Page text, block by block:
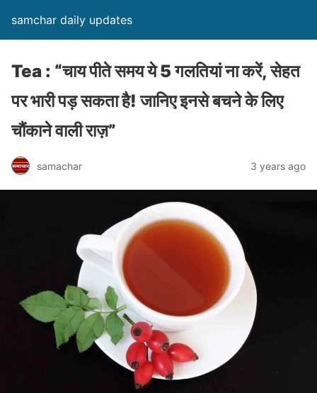
samchar daily updates
Tea : “चाय पीते समय ये 5 गलतियां ना करें, सेहत
पर भारी पड़ सकता है! जानिए इनसे बचने के लिए
चौंकाने वाली राज़”
samachar 3 years ago